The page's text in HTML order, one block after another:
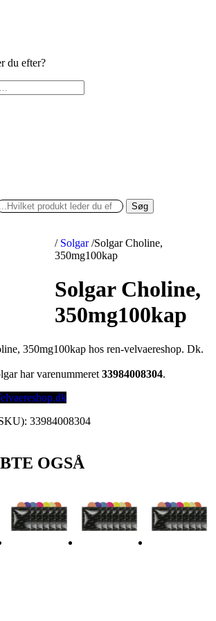
du efter?
Søg
/ Solgar /Solgar Choline,
350mg100kap
Solgar Choline,
350mg100kap
350mg100kap hos ren-velvaereshop. Dk.
har varenummeret 33984008304.
33984008304
OGSÅ